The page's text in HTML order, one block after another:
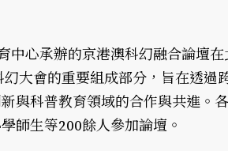
中心承辦的京港澳科幻融合論壇
大會的重要組成部分，旨在透過
與科普教育領域的合作與共進。
師生等200餘人參加論壇。